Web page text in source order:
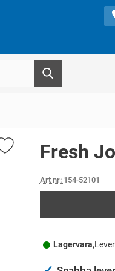
Fresh
Art nr: 154-52101
Lagervara,